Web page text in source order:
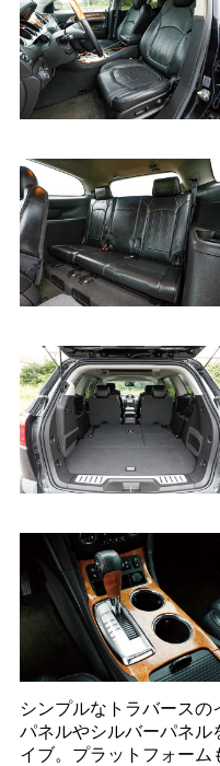
シンプルなトラバースの
パネルやシルバーパネル
イブ。プラットフォーム